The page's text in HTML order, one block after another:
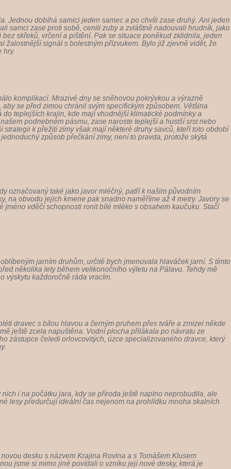
Jednou dobíhá samici jeden samec a po chvíli zase druhý. Ani jeden
samci zase proti sobě, cenili zuby a zvláštně nadouvali hrudník, jako
skřeků, vrčení a pištění. Pak se situace poněkud zklidnila, jeden
žalostnější signál s bolestným přízvukem. Bylo již zjevně vidět, že
hry.
komplikací. Mrazivé dny se sněhovou pokrývkou a výrazně
se před zimou chránil svým specifickým způsobem. Většina
teplejších krajin, kde mají vhodnější klimatické podmínky a
podnebném pásmu, zase naroste teplejší a hustší srst nebo
k přežití zimy však mají některé druhy savců, kteří toto období
způsob přečkání zimy, není to pravda, protože skýtá
označovaný také jako javor mléčný, patří k našim původním
na obvodu jejich kmene pak snadno naměříme až 4 metry. Javory se
jméno vděčí schopnosti ronit bílé mléko s obsahem kaučuku. Stačí
jarním druhům, určitě bych jmenovala hlaváček jarní. S tímto
několika lety během velikonočního výletu na Pálavu. Tehdy mě
výskytu každoročně ráda vracím.
dravec s bílou hlavou a černým pruhem přes tváře a zmizel někde
ještě zcela napuštěna. Vodní plocha přilákala po návratu ze
zástupce čeledi orlovcovitých, úzce specializovaného dravce, který
i na počátku jara, kdy se příroda ještě naplno neprobudila, ale
lesy předurčují ideální čas nejenom na prohlídku mnoha skalních
desku s názvem Krajina Rovina a s Tomášem Klusem
jsme si mimo jiné povídali o vzniku její nové desky, která je